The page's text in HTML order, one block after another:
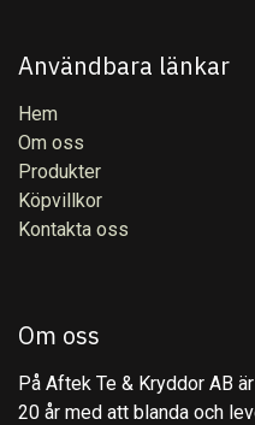
Användbara länkar
Hem
Om oss
Produkter
Köpvillkor
Kontakta oss
Om oss
På Aftek Te & Kryddor AB
20 år med att blanda och